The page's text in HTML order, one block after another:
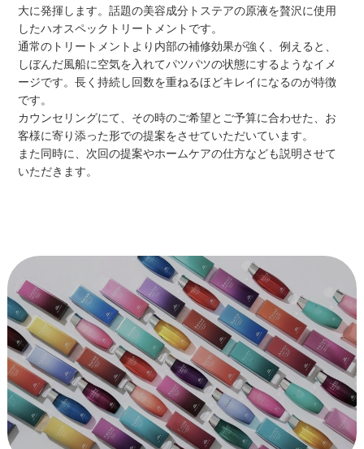
大に発揮します。話題の美容成分トステアの原液を贅沢に使用
したハオスペックトリートメントです。
通常のトリートメントより内部の補修効果が強く、例えると、
しぼんだ風船に空気を入れてパツパツの状態にするようなイメ
ージです。長く持続し回数を重ねるほどキレイになるのが特徴
です。
カウンセリングにて、その時のご希望とご予算に合わせた、お
客様に寄り添った形での提案をさせていただいています。
また同時に、次回の提案やホームケアの仕方なども説明させて
いただきます。